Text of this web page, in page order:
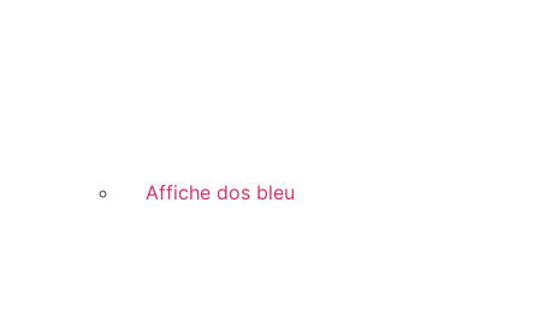
Affiche dos bleu